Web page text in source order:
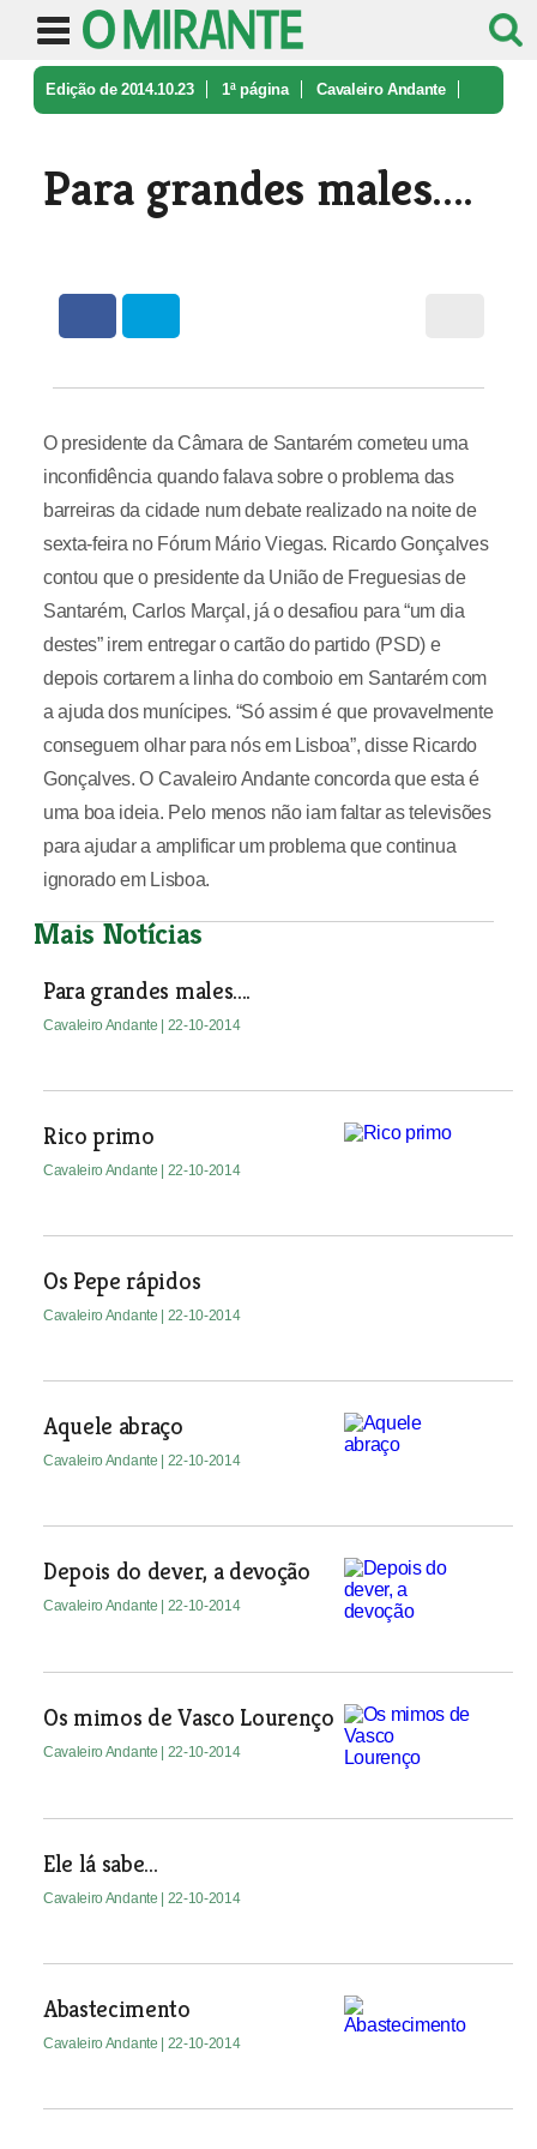
Edição de 2014.10.23 1ª página Cavaleiro Andante
Para grandes males....
O presidente da Câmara de Santarém cometeu uma
inconfidência quando falava sobre o problema das
barreiras da cidade num debate realizado na noite de
sexta-feira no Fórum Mário Viegas. Ricardo Gonçalves
contou que o presidente da União de Freguesias de
Santarém, Carlos Marçal, já o desafiou para “um dia
destes” irem entregar o cartão do partido (PSD) e
depois cortarem a linha do comboio em Santarém com
a ajuda dos munícipes. “Só assim é que provavelmente
conseguem olhar para nós em Lisboa”, disse Ricardo
Gonçalves. O Cavaleiro Andante concorda que esta é
uma boa ideia. Pelo menos não iam faltar as televisões
para ajudar a amplificar um problema que continua
ignorado em Lisboa.
Mais Notícias
Para grandes males....
Cavaleiro Andante | 22-10-2014
Rico primo
Cavaleiro Andante | 22-10-2014
Os Pepe rápidos
Cavaleiro Andante | 22-10-2014
Aquele abraço
Cavaleiro Andante | 22-10-2014
Depois do dever, a devoção
Cavaleiro Andante | 22-10-2014
Os mimos de Vasco Lourenço
Cavaleiro Andante | 22-10-2014
Ele lá sabe...
Cavaleiro Andante | 22-10-2014
Abastecimento
Cavaleiro Andante | 22-10-2014